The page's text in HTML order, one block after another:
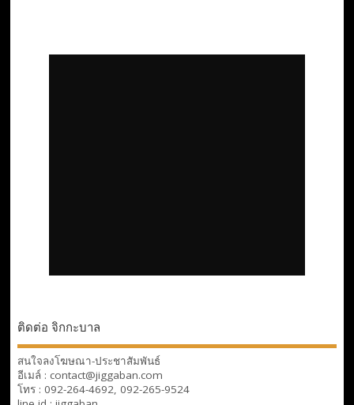
ติดต่อ จิกกะบาล
สนใจลงโฆษณา-ประชาสัมพันธ์
อีเมล์ : contact@jiggaban.com
โทร : 092-264-4692, 092-265-9524